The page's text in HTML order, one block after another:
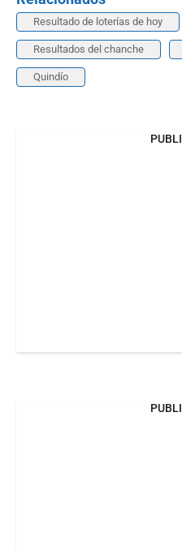
Resultado de loterías de hoy
Resultados del chanche
Quindío